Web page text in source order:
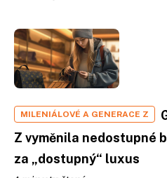
MILENIÁLOVÉ A GENERACE Z
Z vyměnila nedostupné
za „dostupný“ luxus